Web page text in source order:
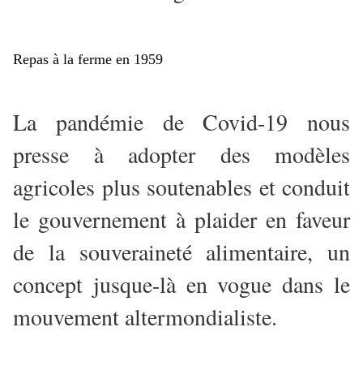
Repas à la ferme en 1959
La pandémie de Covid-19 nous
presse à adopter des modèles
agricoles plus soutenables et conduit
le gouvernement à plaider en faveur
de la souveraineté alimentaire, un
concept jusque-là en vogue dans le
mouvement altermondialiste.